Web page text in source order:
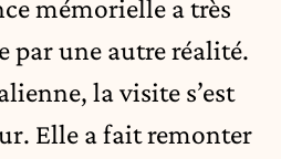
mémorielle a très
par une autre réalité.
la visite s’est
Elle a fait remonter